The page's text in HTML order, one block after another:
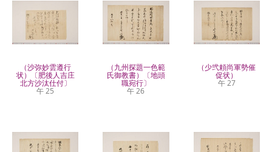
（沙弥妙雲遵行
状）〔肥後人吉庄
北方沙汰仕付〕
午 25
（九州探題一色範
氏御教書）〔地頭
職宛行〕
午 26
（少弐頼尚軍勢催
促状）
午 27